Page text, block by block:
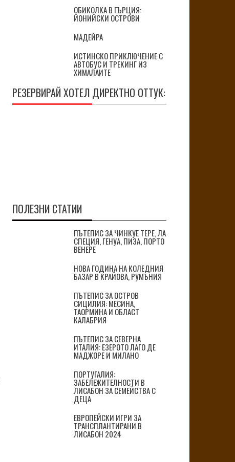
ОБИКОЛКА В ГЪРЦИЯ:
ЙОНИЙСКИ ОСТРОВИ
МАДЕЙРА
ИСТИНСКО ПРИКЛЮЧЕНИЕ С
АВТОБУС И ТРЕКИНГ ИЗ
ХИМАЛАИТЕ
РЕЗЕРВИРАЙ ХОТЕЛ ДИРЕКТНО ОТТУК:
ПОЛЕЗНИ СТАТИИ
ПЪТЕПИС ЗА ЧИНКУЕ ТЕРЕ, ЛА
СПЕЦИЯ, ГЕНУА, ПИЗА, ПОРТО
ВЕНЕРЕ
НОВА ГОДИНА НА КОЛЕДНИЯ
БАЗАР В КРАЙОВА, РУМЪНИЯ
ПЪТЕПИС ЗА ОСТРОВ
СИЦИЛИЯ: МЕСИНА,
ТАОРМИНА И ОБЛАСТ
КАЛАБРИЯ
ПЪТЕПИС ЗА СЕВЕРНА
ИТАЛИЯ: ЕЗЕРОТО ЛАГО ДЕ
МАДЖОРЕ И МИЛАНО
ПОРТУГАЛИЯ:
ЗАБЕЛЕЖИТЕЛНОСТИ В
ЛИСАБОН ЗА СЕМЕЙСТВА С
ДЕЦА
ЕВРОПЕЙСКИ ИГРИ ЗА
ТРАНСПЛАНТИРАНИ В
ЛИСАБОН 2024